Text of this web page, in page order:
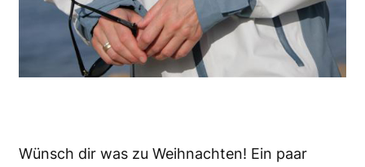
Wünsch dir was zu Weihnachten! Ein paar